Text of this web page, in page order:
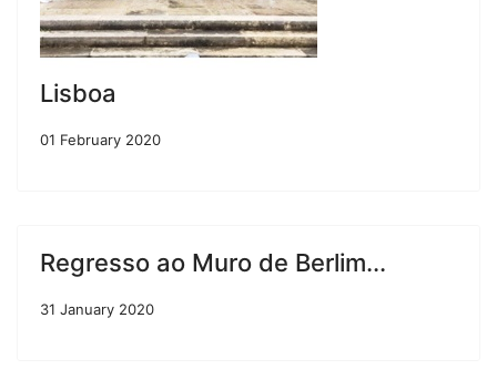
Lisboa
01 February 2020
Regresso ao Muro de Berlim...
31 January 2020